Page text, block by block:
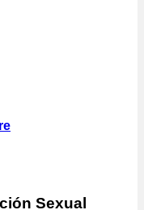
Sexual